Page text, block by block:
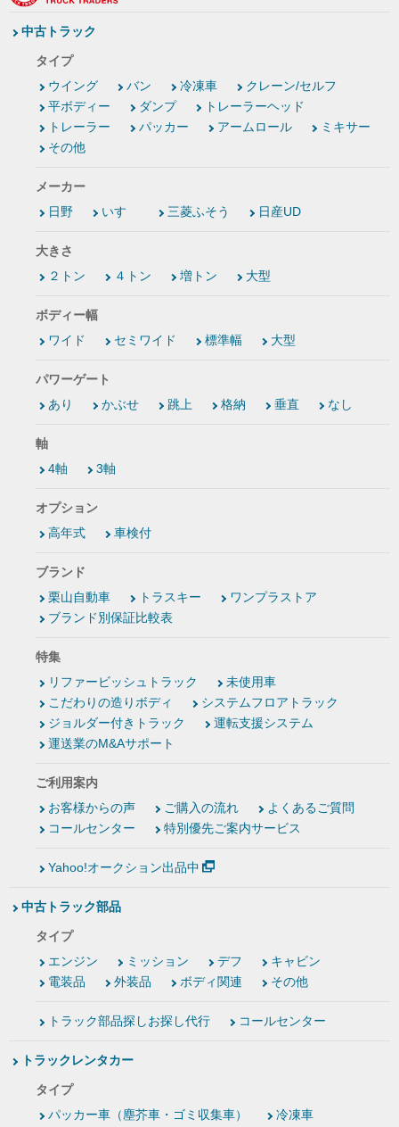
中古トラック
タイプ
ウイング
バン 冷凍車
クレーン/セルフ
平ボディー
ダンプ
トレーラーヘッド
トレーラー
パッカー アームロール
ミキサー
その他
メーカー
日野
いすゞ 三菱ふそう 日産UD
大きさ
２トン
４トン 増トン 大型
ボディー幅
ワイド
セミワイド 標準幅 大型
パワーゲート
あり
かぶせ 跳上 格納 垂直 なし
軸
4軸
3軸
オプション
高年式
車検付
ブランド
栗山自動車
トラスキー
ワンプラストア
ブランド別保証比較表
特集
リファービッシュトラック
未使用車
こだわりの造りボディ
システムフロアトラック
ジョルダー付きトラック
運転支援システム
運送業のM&Aサポート
ご利用案内
お客様からの声
ご購入の流れ
よくあるご質問
コールセンター
特別優先ご案内サービス
Yahoo!オークション出品中
中古トラック部品
タイプ
エンジン
ミッション デフ
キャビン
電装品
外装品 ボディ関連 その他
トラック部品探しお探し代行 コールセンター
トラックレンタカー
タイプ
パッカー車（塵芥車・ゴミ収集車）
冷凍車